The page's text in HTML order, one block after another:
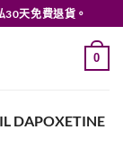
天免費退貨。
0
DAPOXETINE